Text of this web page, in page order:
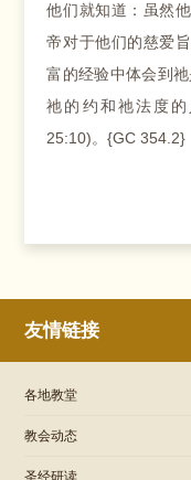
他们就知道：虽然
帝对于他们的慈爱
富的经验中体会到
祂的约和祂法度
25:10)。{GC 354.2}
友情链接
各地教堂
教会动态